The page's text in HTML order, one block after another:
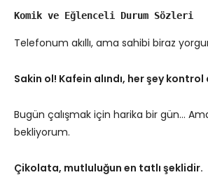
Komik ve Eğlenceli Durum Sözleri
Telefonum akıllı, ama sahibi biraz
Sakin ol! Kafein alındı, her şey kontrol
Bugün çalışmak için harika bir gün…
bekliyorum.
Çikolata, mutluluğun en tatlı şeklidir.